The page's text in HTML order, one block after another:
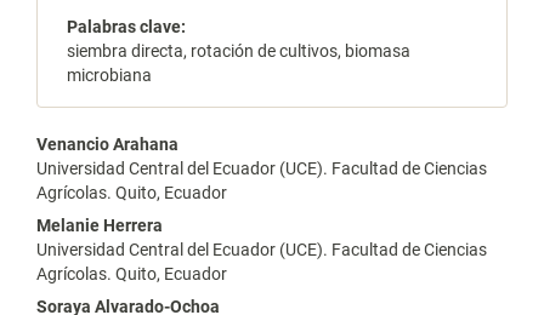
Palabras clave:
siembra directa, rotación de cultivos, biomasa
microbiana
Contenido
principal
del
artículo
Venancio Arahana
Universidad Central del Ecuador (UCE). Facultad de Ciencias
Agrícolas. Quito, Ecuador
Melanie Herrera
Universidad Central del Ecuador (UCE). Facultad de Ciencias
Agrícolas. Quito, Ecuador
Soraya Alvarado-Ochoa